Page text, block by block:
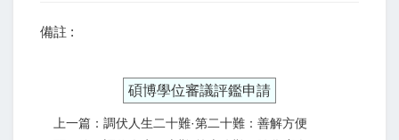
備註 :
碩博學位審議評鑑申請
上一篇：調伏人生二十難·第二十難：善解方便